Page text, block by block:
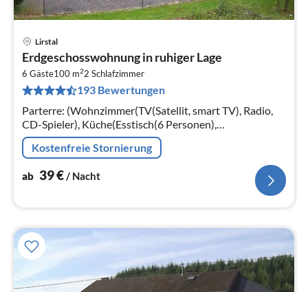
Lirstal
Erdgeschosswohnung in ruhiger Lage
6 Gäste100 m22 Schlafzimmer
193 Bewertungen
Parterre: (Wohnzimmer(TV(Satellit, smart TV), Radio,
CD-Spieler), Küche(Esstisch(6 Personen),
Wasserkocher, Toaster, Kochherd(4 Kochplatten,
Ceranfeld)
Kostenfreie Stornierung
ab 39€/ Nacht